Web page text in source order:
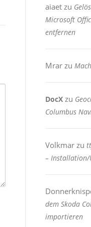
aiaet zu
Microsoft
entfernen
Mrar zu
DocX zu
Columbus
Volkmar zu
– Installation/
dem Skoda
importieren